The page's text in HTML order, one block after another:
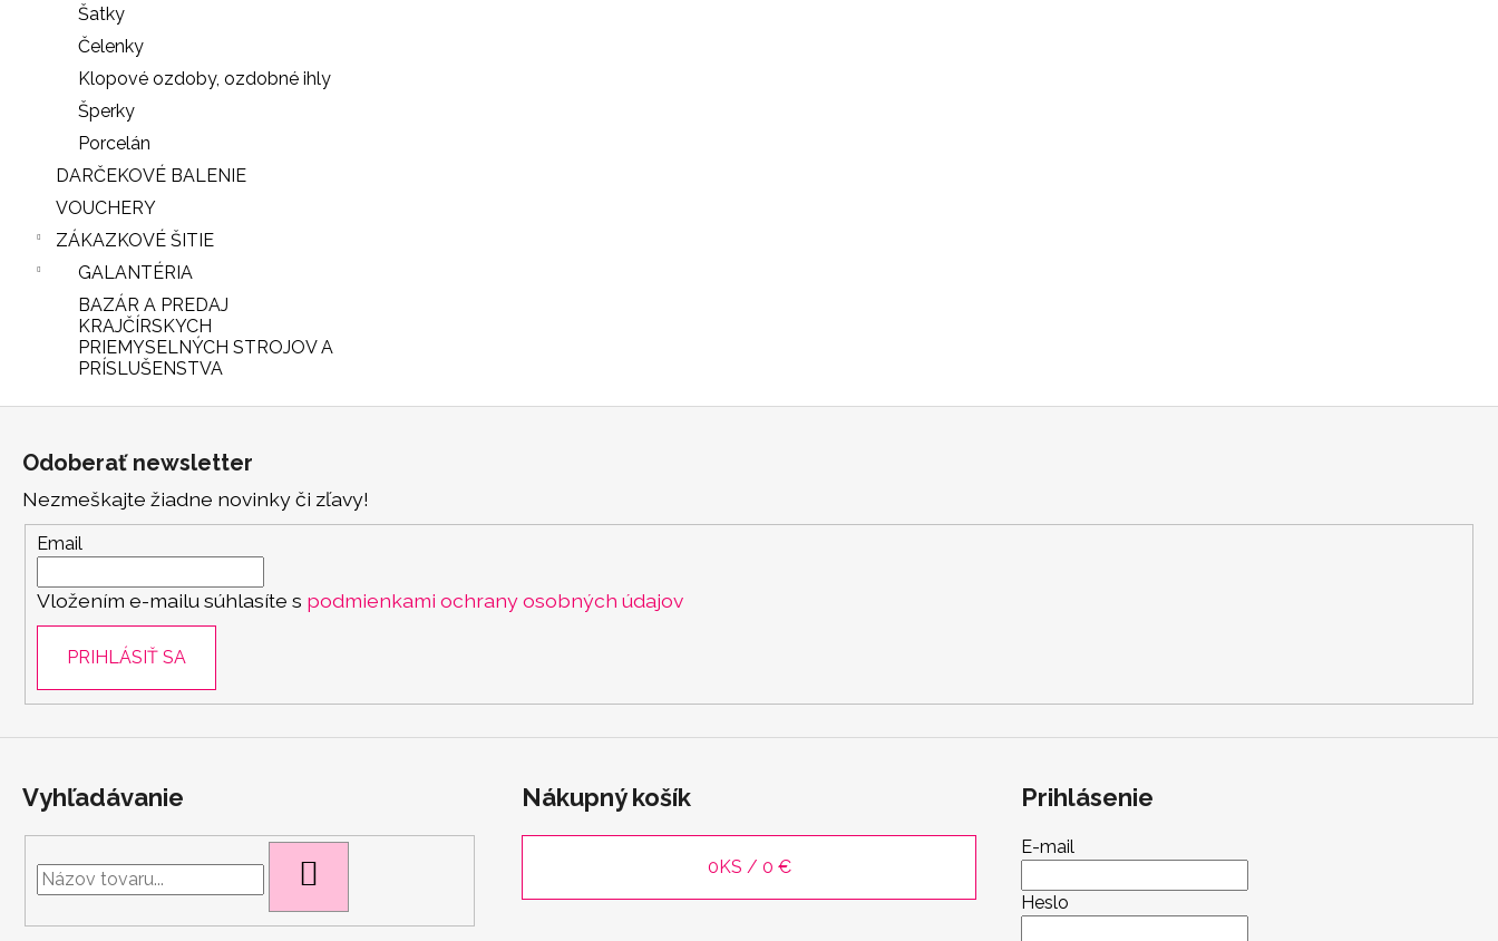
Šatky
Čelenky
Klopové ozdoby, ozdobné ihly
Šperky
Porcelán
DARČEKOVÉ BALENIE
VOUCHERY
ZÁKAZKOVÉ ŠITIE
GALANTÉRIA
BAZÁR A PREDAJ
KRAJČÍRSKYCH
PRIEMYSELNÝCH STROJOV A
PRÍSLUŠENSTVA
Odoberať newsletter
Nezmeškajte žiadne novinky či zľavy!
Email
Vložením e-mailu súhlasíte s podmienkami ochrany osobných údajov
PRIHLÁSIŤ SA
Vyhľadávanie Nákupný košík
0KS / 0 €
Prihlásenie
E-mail
Heslo